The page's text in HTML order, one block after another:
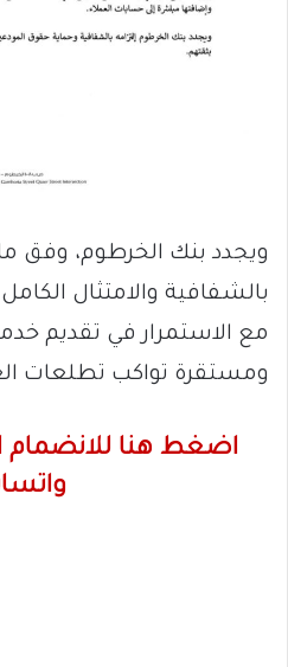
ويجدد بنك الخرطوم، وفق ما
بالشفافية والامتثال
مع الاستمرار في تقديم
ومستقرة تواكب تطلعات
اضغط هنا للانضمام